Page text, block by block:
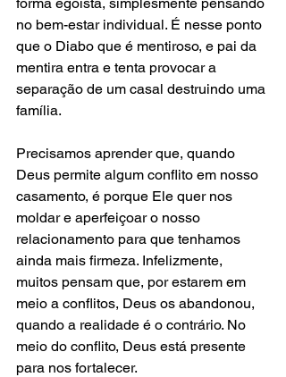
no bem-estar individual. É nesse ponto
que o Diabo que é mentiroso, e pai da
mentira entra e tenta provocar a
separação de um casal destruindo uma
família.
Precisamos aprender que, quando
Deus permite algum conflito em nosso
casamento, é porque Ele quer nos
moldar e aperfeiçoar o nosso
relacionamento para que tenhamos
ainda mais firmeza. Infelizmente,
muitos pensam que, por estarem em
meio a conflitos, Deus os abandonou,
quando a realidade é o contrário. No
meio do conflito, Deus está presente
para nos fortalecer.